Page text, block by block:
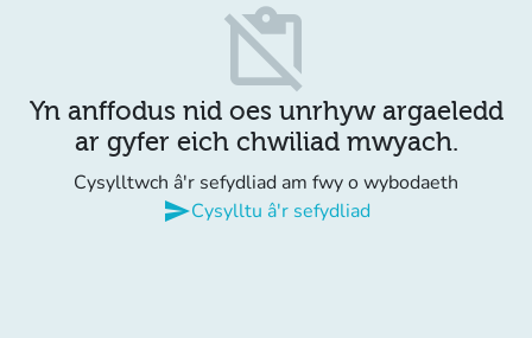
content_paste_off
Yn anffodus nid oes unrhyw argaeledd
ar gyfer eich chwiliad mwyach.
Cysylltwch â'r sefydliad am fwy o wybodaeth
sendCysylltu â'r sefydliad